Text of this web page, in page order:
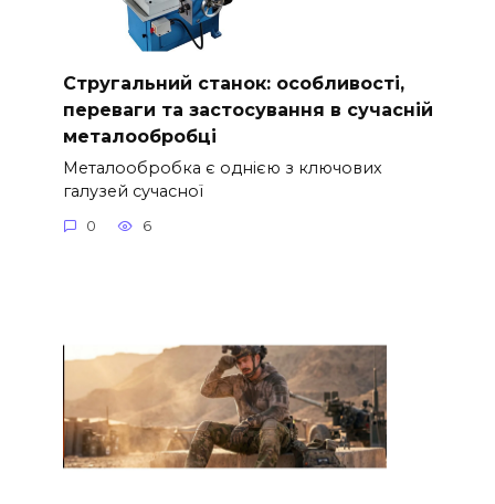
Стругальний станок: особливості,
переваги та застосування в сучасній
металообробці
Металообробка є однією з ключових
галузей сучасної
0 6